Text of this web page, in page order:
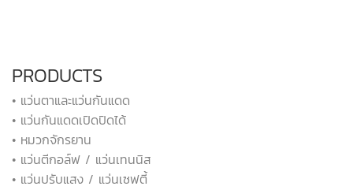
PRODUCTS
• แว่นตาและแว่นกันแดด
• แว่นกันแดดเปิดปิดได้
• หมวกจักรยาน
• แว่นตีกอล์ฟ / แว่นเทนนิส
• แว่นปรับแสง / แว่นเซฟตี้